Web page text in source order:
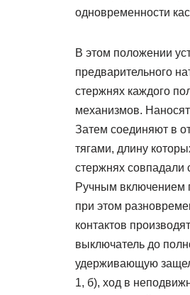
одновременности
В этом положении
предварительного
стержнях каждого
механизмов.
Затем соединяют в
тягами, длину
стержнях совпадали
Ручным включением
при этом
контактов
выключатель до
удерживающую
1, б), ход в